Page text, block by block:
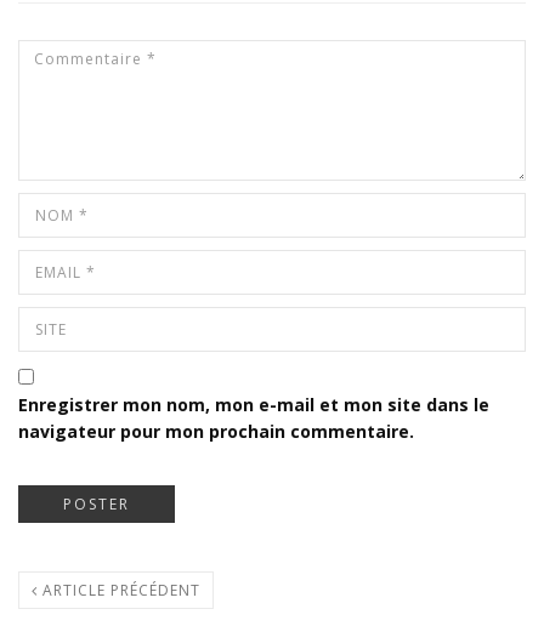
Enregistrer mon nom, mon e-mail et mon site dans le
navigateur pour mon prochain commentaire.
ARTICLE PRÉCÉDENT